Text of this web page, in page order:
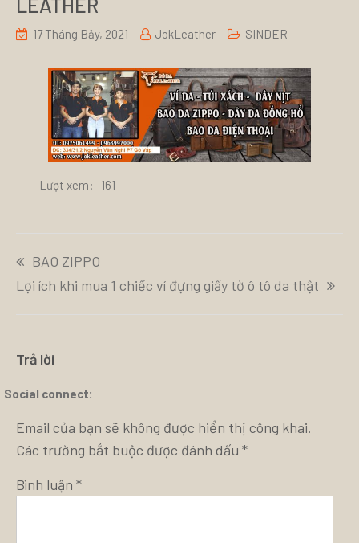
LEATHER
17 Tháng Bảy, 2021 JokLeather SINDER
Lượt xem: 161
hướng
bài
BAO ZIPPO
Lợi ích khi mua 1 chiếc ví đựng giấy tờ ô tô da thật
Trả lời
Social connect:
Email của bạn sẽ không được hiển thị công khai.
Các trường bắt buộc được đánh dấu *
Bình luận *